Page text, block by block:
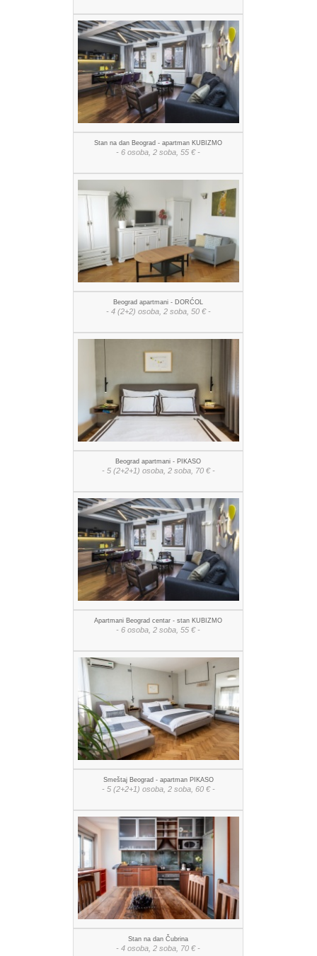
Stan na dan Beograd - apartman KUBIZMO
- 6 osoba, 2 soba, 55 € -
Beograd apartmani - DORĆOL
- 4 (2+2) osoba, 2 soba, 50 € -
Beograd apartmani - PIKASO
- 5 (2+2+1) osoba, 2 soba, 70 € -
Apartmani Beograd centar - stan KUBIZMO
- 6 osoba, 2 soba, 55 € -
Smeštaj Beograd - apartman PIKASO
- 5 (2+2+1) osoba, 2 soba, 60 € -
Stan na dan Čubrina
- 4 osoba, 2 soba, 70 € -